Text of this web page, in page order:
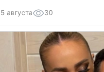
5 августа 30